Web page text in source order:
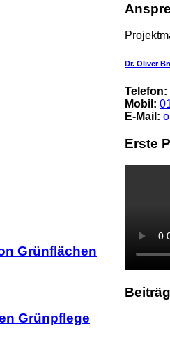
Dr. Oliver
Telefon:
Mobil:
E-Mail:
Erste
Grünflächen
Grünpflege